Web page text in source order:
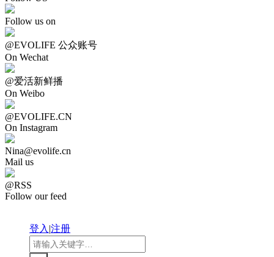
Follow us on
@EVOLIFE 公众账号
On Wechat
@爱活新鲜播
On Weibo
@EVOLIFE.CN
On Instagram
Nina@evolife.cn
Mail us
@RSS
Follow our feed
登入|注册